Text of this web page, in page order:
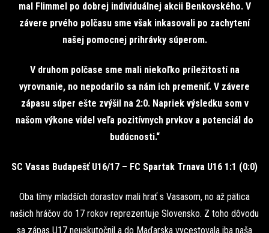
mal Flimmel po dobrej individuálnej akcii Benkovského. V
závere prvého polčasu sme však inkasovali po zachytení
našej pomocnej prihrávky súperom.
V druhom polčase sme mali niekoľko príležitostí na
vyrovnanie, no nepodarilo sa nám ich premeniť. V závere
zápasu súper ešte zvýšil na 2:0. Napriek výsledku som v
našom výkone videl veľa pozitívnych prvkov a potenciál do
budúcnosti.“
SC Vasas Budapešť U16/17 – FC Spartak Trnava U16 1:1 (0:0)
Oba tímy mladších dorastov mali hrať s Vasasom, no až pätica
našich hráčov do 17 rokov reprezentuje Slovensko. Z toho dôvodu
sa zápas U17 neuskutočnil a do Maďarska vycestovala iba naša